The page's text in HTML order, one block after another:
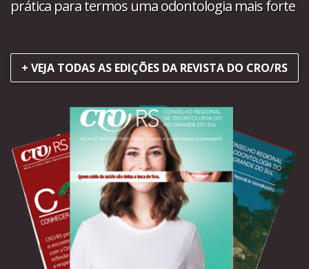
prática para termos uma odontologia mais forte
+ VEJA TODAS AS EDIÇÕES DA REVISTA DO CRO/RS